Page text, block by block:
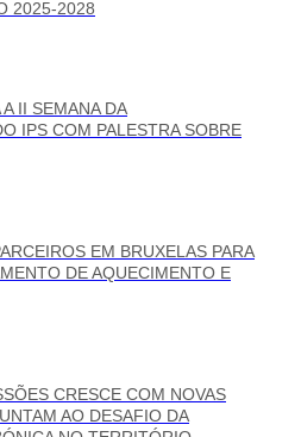
2025-2028
II SEMANA DA
IPS COM PALESTRA SOBRE
EM BRUXELAS PARA
DE AQUECIMENTO E
CRESCE COM NOVAS
AO DESAFIO DA